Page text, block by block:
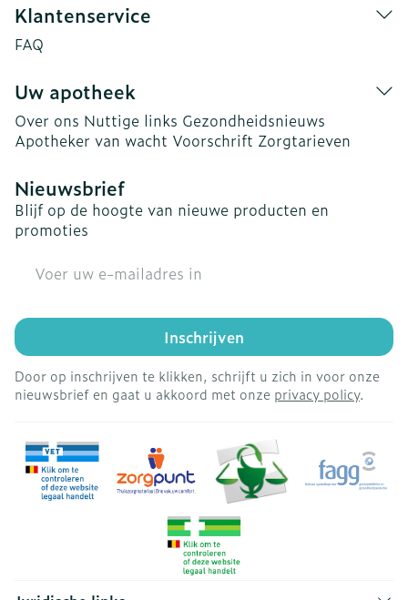
Klantenservice
FAQ
Uw apotheek
Over ons Nuttige links Gezondheidsnieuws
Apotheker van wacht Voorschrift Zorgtarieven
Nieuwsbrief
Blijf op de hoogte van nieuwe producten en
promoties
Inschrijven
Door op inschrijven te klikken, schrijft u zich in voor onze
nieuwsbrief en gaat u akkoord met onze privacy policy.